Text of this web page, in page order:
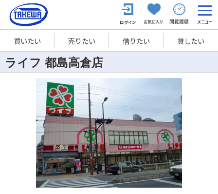
買いたい 売りたい 借りたい 貸したい
ライフ 都島高倉店